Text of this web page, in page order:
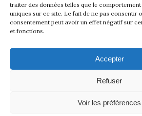
traiter des données telles que le
uniques sur ce site. Le fait de ne pas consentir
consentement peut avoir un effet négatif sur
et fonctions.
Accepter
Refuser
Voir les préférences
INFORMATIONS